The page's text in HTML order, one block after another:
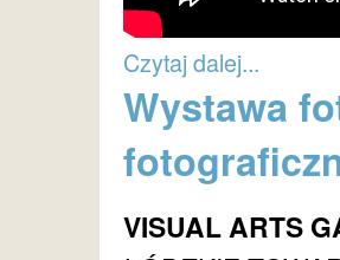
Czytaj dalej...
Wystawa
VISUAL ARTS